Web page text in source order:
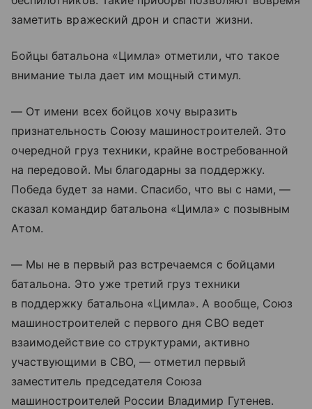
заметить вражеский дрон и спасти жизни.
Бойцы батальона «Цимла» отметили, что такое
внимание тыла дает им мощный стимул.
— От имени всех бойцов хочу выразить
признательность Союзу машиностроителей. Это
очередной груз техники, крайне востребованной
на передовой. Мы благодарны за поддержку.
Победа будет за нами. Спасибо, что вы с нами, —
сказал командир батальона «Цимла» с позывным
Атом.
— Мы не в первый раз встречаемся с бойцами
батальона. Это уже третий груз техники
в поддержку батальона «Цимла». А вообще, Союз
машиностроителей с первого дня СВО ведет
взаимодействие со структурами, активно
участвующими в СВО, — отметил первый
заместитель председателя Союза
машиностроителей России Владимир Гутенев.